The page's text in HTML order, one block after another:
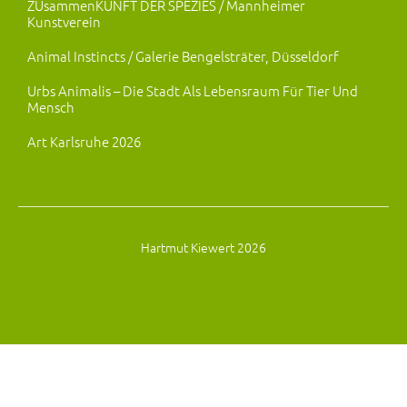
ZUsammenKUNFT DER SPEZIES / Mannheimer
Kunstverein
Animal Instincts / Galerie Bengelsträter, Düsseldorf
Urbs Animalis – Die Stadt Als Lebensraum Für Tier Und
Mensch
Art Karlsruhe 2026
Hartmut Kiewert 2026